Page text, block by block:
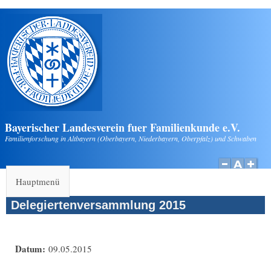
Direkt zum Inhalt
Bayerischer Landesverein fuer Familienkunde e.V.
Familienforschung in Altbayern (Oberbayern, Niederbayern, Oberpfalz) und Schwaben
Hauptmenü
Delegiertenversammlung 2015
Datum: 09.05.2015